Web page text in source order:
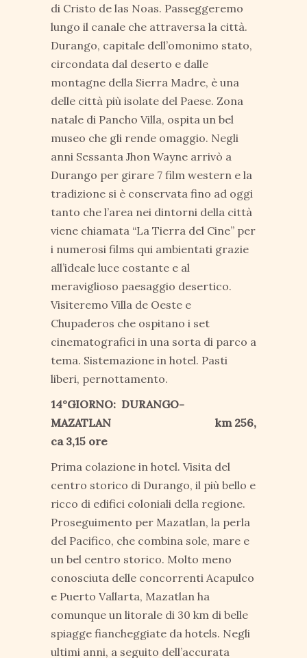
di Cristo de las Noas. Passeggeremo
lungo il canale che attraversa la città.
Durango, capitale dell’omonimo stato,
circondata dal deserto e dalle
montagne della Sierra Madre, è una
delle città più isolate del Paese. Zona
natale di Pancho Villa, ospita un bel
museo che gli rende omaggio. Negli
anni Sessanta Jhon Wayne arrivò a
Durango per girare 7 film western e la
tradizione si è conservata fino ad oggi
tanto che l’area nei dintorni della città
viene chiamata “La Tierra del Cine” per
i numerosi films qui ambientati grazie
all’ideale luce costante e al
meraviglioso paesaggio desertico.
Visiteremo Villa de Oeste e
Chupaderos che ospitano i set
cinematografici in una sorta di parco a
tema. Sistemazione in hotel. Pasti
liberi, pernottamento.
14°GIORNO: DURANGO-
MAZATLAN km 256,
ca 3,15 ore
Prima colazione in hotel. Visita del
centro storico di Durango, il più bello e
ricco di edifici coloniali della regione.
Proseguimento per Mazatlan, la perla
del Pacifico, che combina sole, mare e
un bel centro storico. Molto meno
conosciuta delle concorrenti Acapulco
e Puerto Vallarta, Mazatlan ha
comunque un litorale di 30 km di belle
spiagge fiancheggiate da hotels. Negli
ultimi anni, a seguito dell’accurata